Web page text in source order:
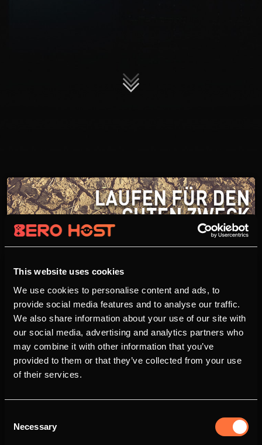
This website uses cookies
We use cookies to personalise content and ads, to
provide social media features and to analyse our traffic.
We also share information about your use of our site with
our social media, advertising and analytics partners who
may combine it with other information that you’ve
provided to them or that they’ve collected from your use
of their services.
Selection
Necessary
Spendenlauf: Laufen für den
guten Zweck!
23.05.2019 - 11:47 Uhr Michael Eisele
Wir von BERO-HOST.DE unterstützen nicht nur
virtuelle Projekte, sondern setzen uns auch für
(Abinaya, Isabell und Timo) aus Frankfurt am